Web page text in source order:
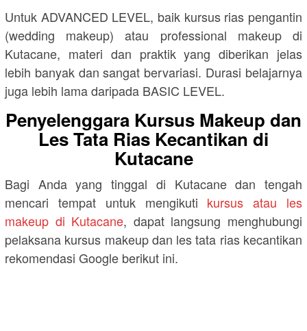
Untuk ADVANCED LEVEL, baik kursus rias pengantin
(wedding makeup) atau professional makeup di
Kutacane, materi dan praktik yang diberikan jelas
lebih banyak dan sangat bervariasi. Durasi belajarnya
juga lebih lama daripada BASIC LEVEL.
Penyelenggara Kursus Makeup dan
Les Tata Rias Kecantikan di
Kutacane
Bagi Anda yang tinggal di Kutacane dan tengah
mencari tempat untuk mengikuti kursus atau les
makeup di Kutacane, dapat langsung menghubungi
pelaksana kursus makeup dan les tata rias kecantikan
rekomendasi Google berikut ini.